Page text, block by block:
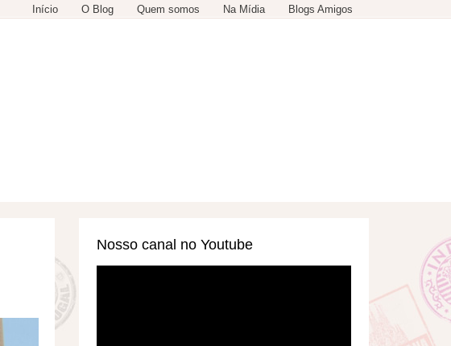
Início O Blog Quem somos Na Mídia Blogs Amigos
Nosso canal no Youtube